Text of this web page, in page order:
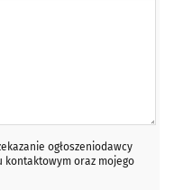
ogłoszeniodawcy
kontaktowym oraz mojego